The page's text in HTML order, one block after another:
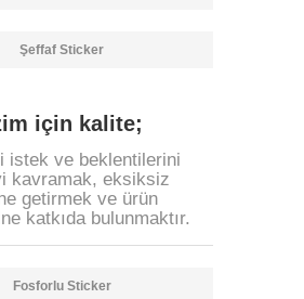
Şeffaf Sticker
için kalite;
istek ve beklentilerini
kavramak, eksiksiz
getirmek ve ürün
katkıda bulunmaktır.
Fosforlu Sticker